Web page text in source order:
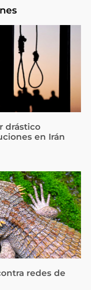
drástico
en Irán
redes de